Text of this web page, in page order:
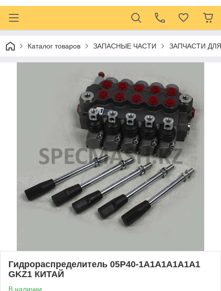
Каталог товаров ЗАПАСНЫЕ ЧАСТИ ЗАПЧАСТИ
Гидрoраспределитель 05P40-1A1A1A1A1A1
GKZ1 КИТАЙ
В наличии